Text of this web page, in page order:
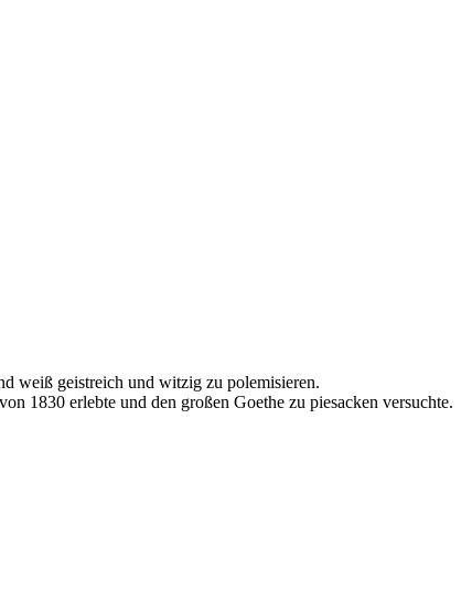
weiß geistreich und witzig zu polemisieren.
1830 erlebte und den großen Goethe zu piesacken versuchte.